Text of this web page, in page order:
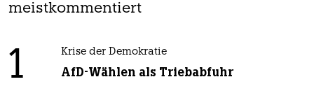
meistkommentiert
1 Krise der Demokratie
AfD-Wählen als Triebabfuhr